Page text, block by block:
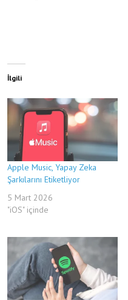
İlgili
Apple Music, Yapay Zeka
Şarkılarını Etiketliyor
5 Mart 2026
"iOS" içinde